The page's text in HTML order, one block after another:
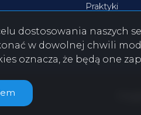
Praktyki
dostosowania naszych
w dowolnej chwili
oznacza, że będą one